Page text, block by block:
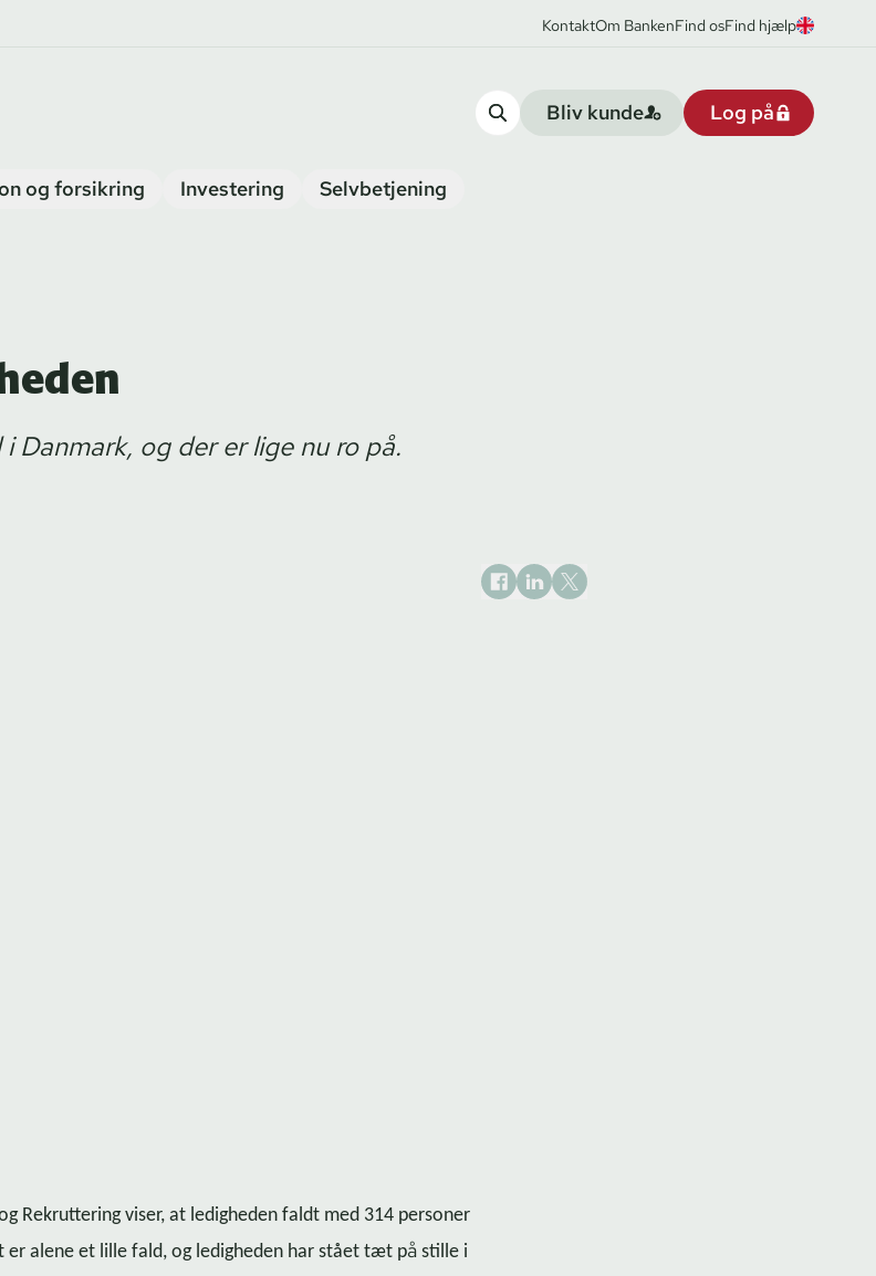
KontaktOm BankenFind osFind hjælp
Bliv kunde Log på
og forsikring Investering Selvbetjening
Danmark, og der er lige nu ro på.
Rekruttering viser, at ledigheden faldt med 314 personer
alene et lille fald, og ledigheden har stået tæt på stille i